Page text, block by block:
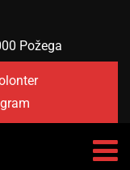
Požega